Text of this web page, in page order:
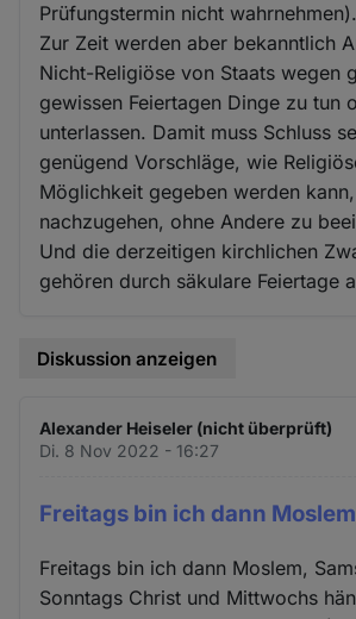
Prüfungstermin nicht wahrnehmen).
Zur Zeit werden aber bekanntlich
Nicht-Religiöse von Staats wegen
gewissen Feiertagen Dinge zu tun
unterlassen. Damit muss Schluss
genügend Vorschläge, wie
Möglichkeit gegeben werden
nachzugehen, ohne Andere zu
Und die derzeitigen kirchlichen
gehören durch säkulare Feiertage
Diskussion anzeigen
Alexander Heiseler (nicht überprüft)
Di. 8 Nov 2022 - 16:27
Freitags bin ich dann
Freitags bin ich dann Moslem,
Sonntags Christ und Mittwochs